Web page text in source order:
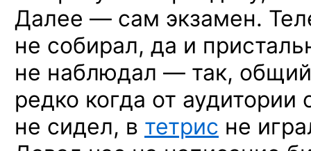
Далее — сам экзамен.
не собирал, да и
не наблюдал — так, общий
редко когда от
не сидел, в тетрис не